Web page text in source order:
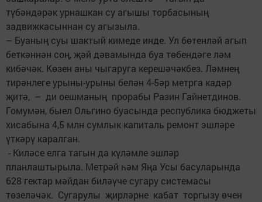
түбәндәрәк урнашкан су агышы торбасының
задвижкасыннан су агызыла.
– Буаның суы шактый кимеде инде. Ул бөтенләй агып
беткәннән соң, җәй дәвамында буа төбендәге ләм
кибәчәк. Көзен аны чыгаруга керешәчәкбез. Ләмнең
тирәнлеге урыны-урыны белән 4-5әр метрга кадәр
җитә, – ди оешманың прорабы Разин Гайнетдинов.
Гомумән, быел Ольгино буасында республика бюджеты
хисабына 4,5 млн сумлык капиталь ремонт эшләре
үткәрү каралган.
- Киләсе елга тагын да күләмле эшләр
планлаштырыла. Метрәй һәм Яңа Усы басуларында
628 гектар мәйдан биләүче сугару системасы
төзеләчәк. Сугарулы җирләрне кабат торгызу өчен